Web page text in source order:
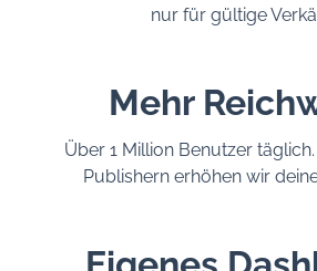
nur für gültige
Mehr
Über 1 Million Benutzer
Publishern erhöhen wir